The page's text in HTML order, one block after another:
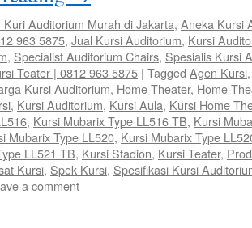
Kuri Auditorium Murah di Jakarta, Aneka Kursi
963 5875, Jual Kursi Auditorium, Kursi
, Specialist Auditorium Chairs, Spesialis Kursi
Teater | 0812 963 5875 | Tagged Agen Kursi
Kursi Auditorium, Home Theater, Home
, Kursi Auditorium, Kursi Aula, Kursi Home
, Kursi Mubarix Type LL516 TB, Kursi
Mubarix Type LL520, Kursi Mubarix Type
LL521 TB, Kursi Stadion, Kursi Teater,
Kursi, Spek Kursi, Spesifikasi Kursi
a comment